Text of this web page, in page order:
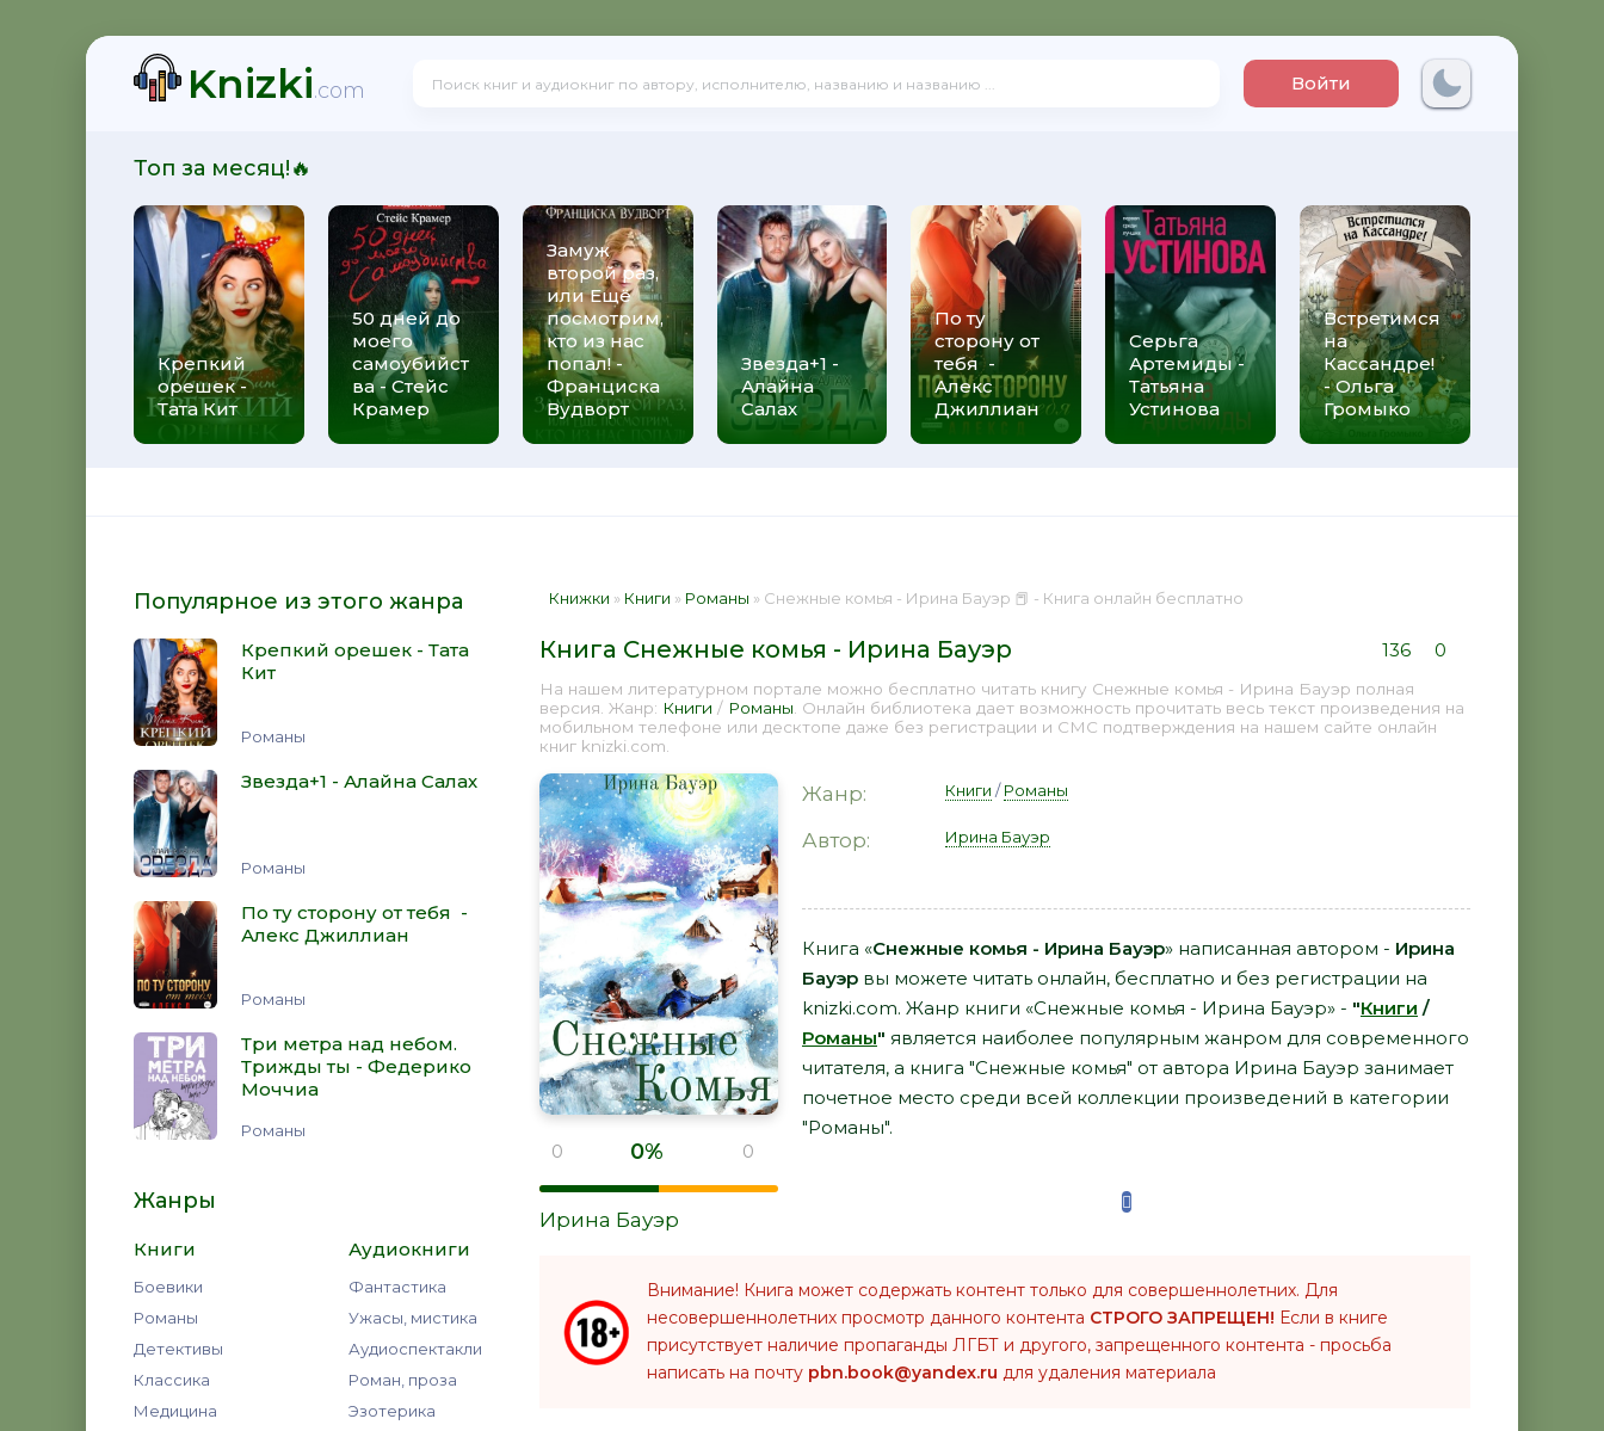
Knizki.com Войти
Топ за месяц!🔥
Крепкий
орешек -
Тата Кит
50 дней до
моего
самоубийст
ва - Стейс
Крамер
Замуж
второй раз,
или Ещё
посмотрим,
кто из нас
попал! -
Франциска
Вудворт
Звезда+1 -
Алайна
Салах
По ту
сторону от
тебя -
Алекс
Джиллиан
Серьга
Артемиды -
Татьяна
Устинова
Встретимся
на
Кассандре!
- Ольга
Громыко
Популярное из этого жанра
Крепкий орешек - Тата
Кит
Романы
Звезда+1 - Алайна Салах
Романы
По ту сторону от тебя -
Алекс Джиллиан
Романы
Три метра над небом.
Трижды ты - Федерико
Моччиа
Романы
Жанры
Книги
Боевики
Романы
Детективы
Классика
Медицина
Аудиокниги
Фантастика
Ужасы, мистика
Аудиоспектакли
Роман, проза
Эзотерика
Книжки » Книги » Романы » Снежные комья - Ирина Бауэр 📕 - Книга онлайн бесплатно
Книга Снежные комья - Ирина Бауэр 136 0
На нашем литературном портале можно бесплатно читать книгу Снежные комья - Ирина Бауэр полная
версия. Жанр: Книги / Романы . Онлайн библиотека дает возможность прочитать весь текст произведения на
мобильном телефоне или десктопе даже без регистрации и СМС подтверждения на нашем сайте онлайн
книг knizki.com.
0 0% 0
Ирина Бауэр
Жанр: Книги /Романы
Автор: Ирина Бауэр
Книга «Снежные комья - Ирина Бауэр» написанная автором - Ирина
Бауэр вы можете читать онлайн, бесплатно и без регистрации на
knizki.com. Жанр книги «Снежные комья - Ирина Бауэр» - "Книги /
Романы" является наиболее популярным жанром для современного
читателя, а книга "Снежные комья" от автора Ирина Бауэр занимает
почетное место среди всей коллекции произведений в категории
"Романы".
Внимание! Книга может содержать контент только для совершеннолетних. Для
несовершеннолетних просмотр данного контента СТРОГО ЗАПРЕЩЕН! Если в книге
присутствует наличие пропаганды ЛГБТ и другого, запрещенного контента - просьба
написать на почту pbn.book@yandex.ru для удаления материала
Джиллиан